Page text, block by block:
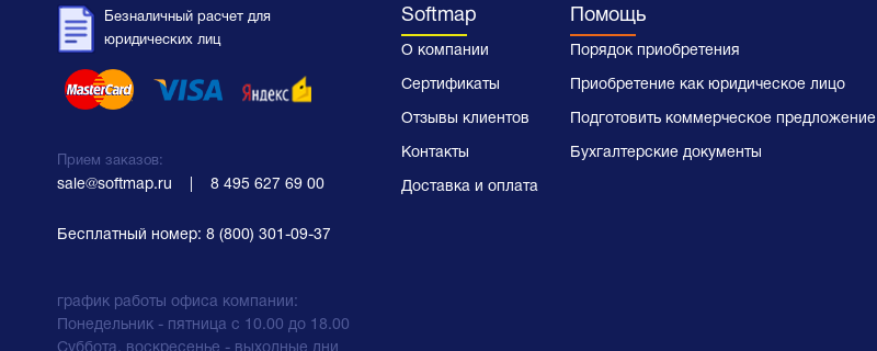
Безналичный расчет для
юридических лиц
Прием заказов:
sale@softmap.ru 8 495 627 69 00
Бесплатный номер: 8 (800) 301-09-37
график работы офиса компании:
Понедельник - пятница с 10.00 до 18.00
Softmap
О компании
Сертификаты
Отзывы клиентов
Контакты
Доставка и оплата
Помощь
Порядок приобретения
Приобретение как юридическое лицо
Подготовить коммерческое предложение
Бухгалтерские документы